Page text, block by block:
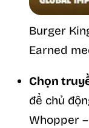
Burger
Earned
Chọn
để chủ
Whopper